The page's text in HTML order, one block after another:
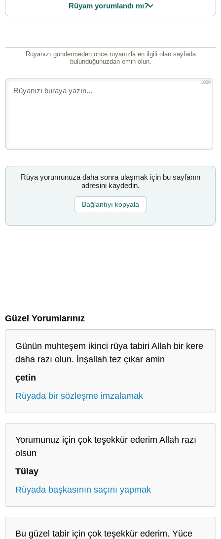
Rüyam yorumlandı mı?
Rüyanızı göndermeden önce rüyanızla en ilgili olan sayfada
bulunduğunuzdan emin olun.
1000
Rüya yorumunuza daha sonra ulaşmak için bu sayfanın
adresini kaydedin.
Bağlantıyı kopyala
Güzel Yorumlarınız
Günün muhteşem ikinci rüya tabiri Allah bir kere
daha razı olun. İnşallah tez çıkar amin
çetin
Rüyada bir sözleşme imzalamak
Yorumunuz için çok teşekkür ederim Allah razı
olsun
Tülay
Rüyada başkasının saçını yapmak
Bu güzel tabir için çok teşekkür ederim. Yüce